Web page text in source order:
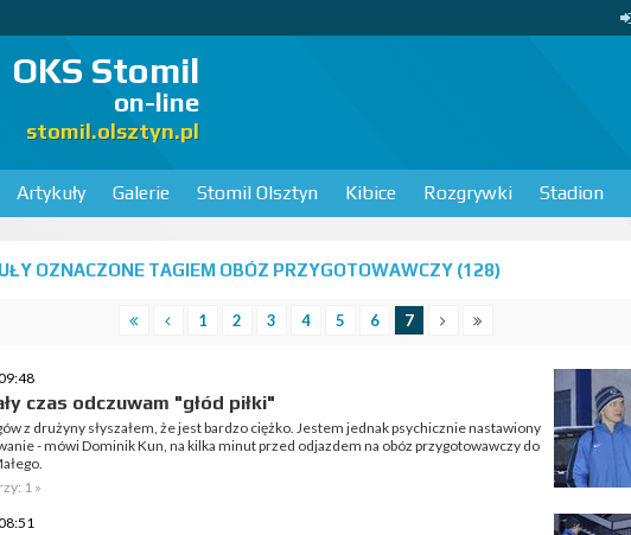
OKS Stomil
on-line
stomil.olsztyn.pl
Artykuły Galerie Stomil Olsztyn Kibice Rozgrywki Stadion
OZNACZONE TAGIEM OBÓZ PRZYGOTOWAWCZY (128)
1 2 3 4 5 6 7
czas odczuwam "głód piłki"
z drużyny słyszałem, że jest bardzo ciężko. Jestem jednak psychicznie nastawiony
- mówi Dominik Kun, na kilka minut przed odjazdem na obóz przygotowawczy do
1 »